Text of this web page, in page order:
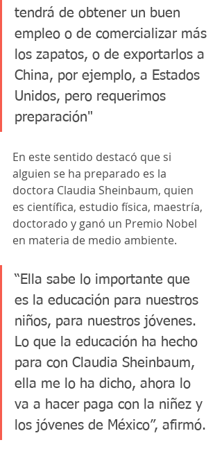
tendrá de obtener un buen
empleo o de comercializar más
los zapatos, o de exportarlos a
China, por ejemplo, a Estados
Unidos, pero requerimos
preparación"
En este sentido destacó que si
alguien se ha preparado es la
doctora Claudia Sheinbaum, quien
es científica, estudio física, maestría,
doctorado y ganó un Premio Nobel
en materia de medio ambiente.
“Ella sabe lo importante que
es la educación para nuestros
niños, para nuestros jóvenes.
Lo que la educación ha hecho
para con Claudia Sheinbaum,
ella me lo ha dicho, ahora lo
va a hacer paga con la niñez y
los jóvenes de México”, afirmó.